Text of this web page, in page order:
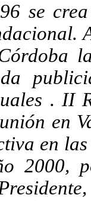
se
. II
en
en
2000,